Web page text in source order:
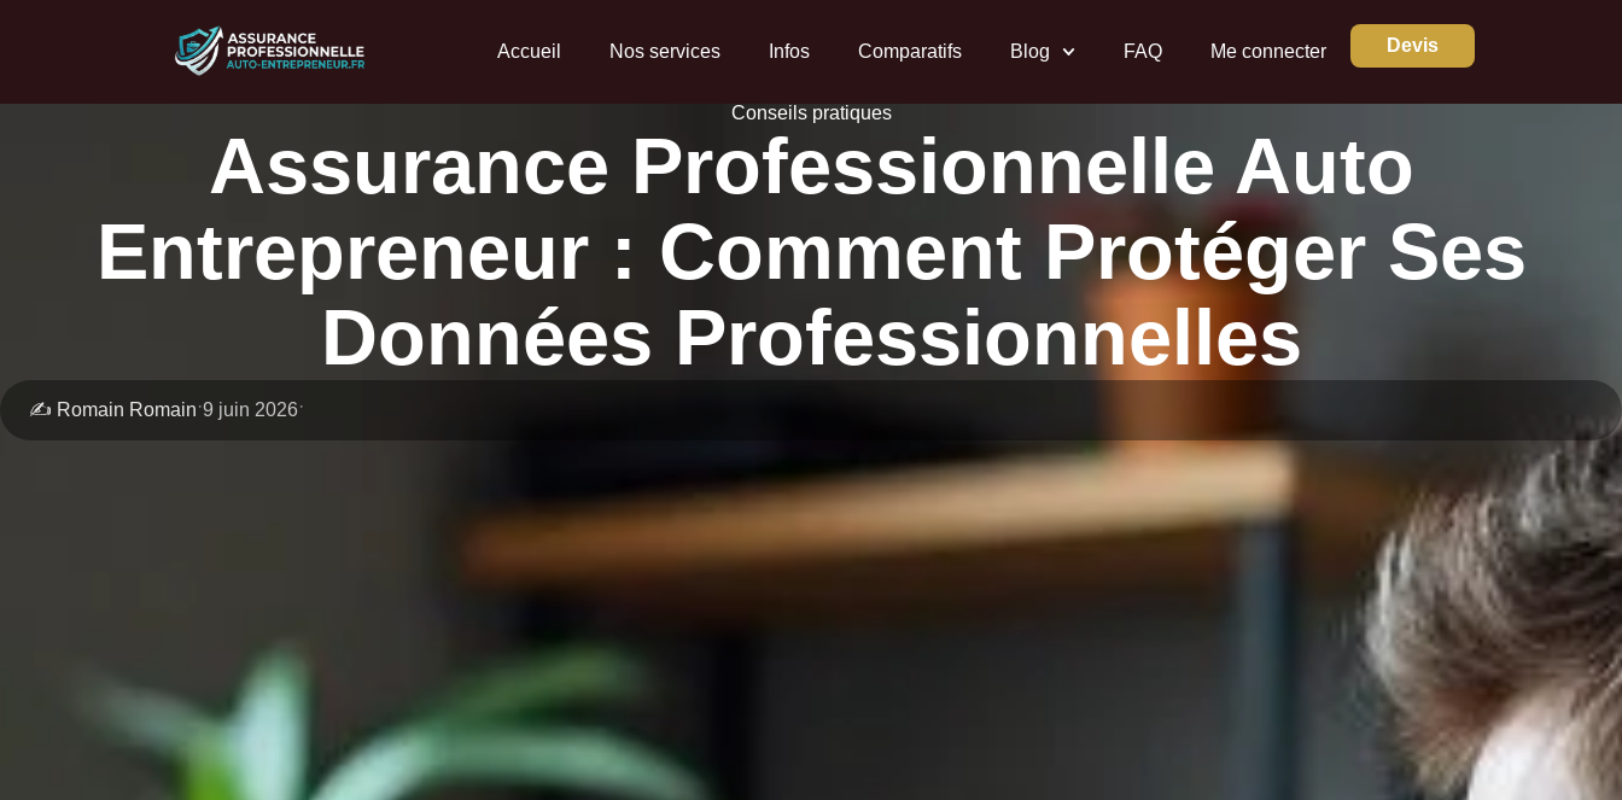
Accueil Nos services Infos Comparatifs Blog FAQ Me connecter Devis
Conseils pratiques
Assurance Professionnelle Auto
Entrepreneur : Comment Protéger Ses
Données Professionnelles
✍️ Romain Romain·9 juin 2026·